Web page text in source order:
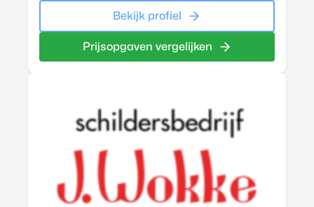
Bekijk profiel
Prijsopgaven vergelijken